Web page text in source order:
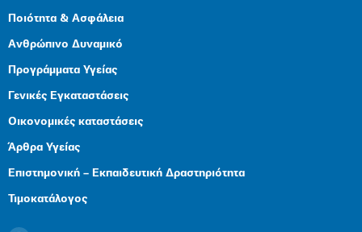
Ποιότητα & Ασφάλεια
Ανθρώπινο Δυναμικό
Προγράμματα Υγείας
Γενικές Εγκαταστάσεις
Οικονομικές καταστάσεις
Άρθρα Υγείας
Επιστημονική – Εκπαιδευτική Δραστηριότητα
Τιμοκατάλογος